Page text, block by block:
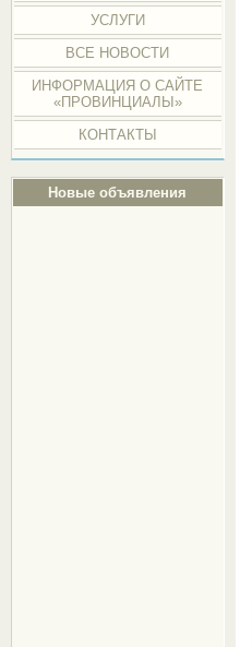
УСЛУГИ
ВСЕ НОВОСТИ
ИНФОРМАЦИЯ О САЙТЕ
«ПРОВИНЦИАЛЫ»
КОНТАКТЫ
Новые объявления